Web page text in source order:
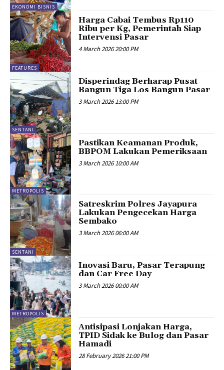
EKONOMI BISNIS
FEATURES
Harga Cabai Tembus Rp110
Ribu per Kg, Pemerintah Siap
Intervensi Pasar
4 March 2026 20:00 PM
SENTANI
Disperindag Berharap Pusat
Bangun Tiga Los Bangun Pasar
3 March 2026 13:00 PM
METROPOLIS
Pastikan Keamanan Produk,
BBPOM Lakukan Pemeriksaan
3 March 2026 10:00 AM
SENTANI
Satreskrim Polres Jayapura
Lakukan Pengecekan Harga
Sembako
3 March 2026 06:00 AM
METROPOLIS
Inovasi Baru, Pasar Terapung
dan Car Free Day
3 March 2026 00:00 AM
Antisipasi Lonjakan Harga,
TPID Sidak ke Bulog dan Pasar
Hamadi
28 February 2026 21:00 PM